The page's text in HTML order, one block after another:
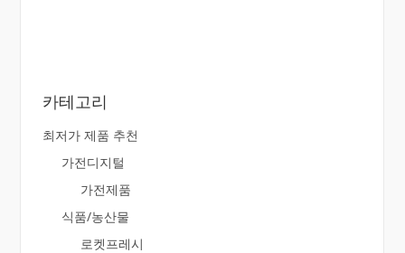
카테고리
최저가 제품 추천
가전디지털
가전제품
식품/농산물
로켓프레시